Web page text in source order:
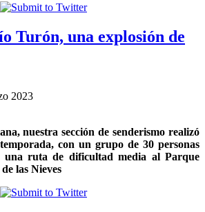
Turón, una explosión de
2023
nuestra sección de senderismo realizó
con un grupo de 30 personas
una ruta de dificultad media al Parque
las Nieves